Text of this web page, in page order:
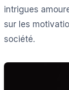
intrigues
sur les
société.